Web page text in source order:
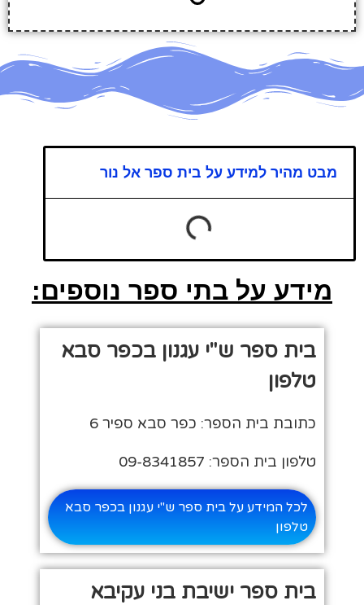
מבט מהיר למידע על בית ספר אל נור
מידע על בתי ספר נוספים:
בית ספר ש"י עגנון בכפר סבא
טלפון
כתובת בית הספר: כפר סבא ספיר 6
טלפון בית הספר: 09-8341857
לכל המידע על בית ספר ש"י עגנון בכפר סבא
טלפון
בית ספר ישיבת בני עקיבא